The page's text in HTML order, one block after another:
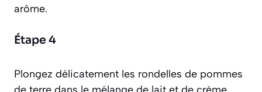
arôme.
Étape 4
Plongez délicatement les rondelles de pommes